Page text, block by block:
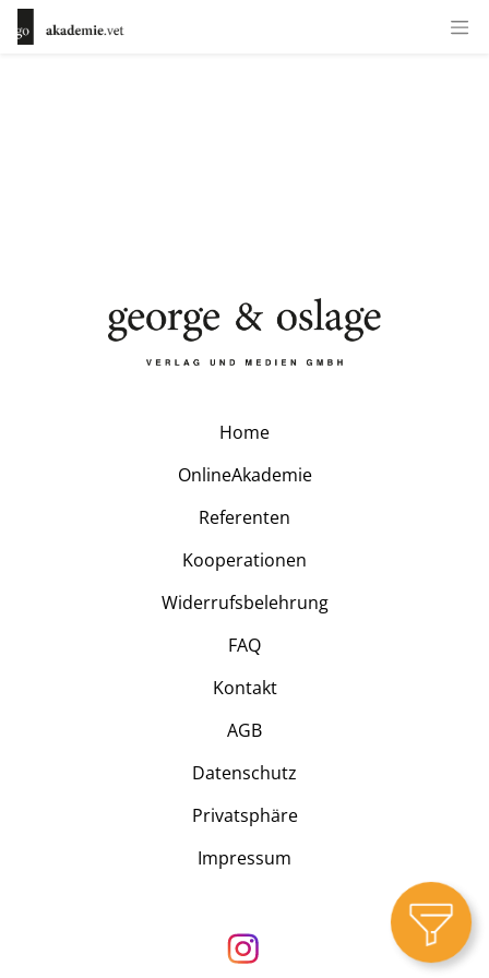
Home
OnlineAkademie
Referenten
Kooperationen
Widerrufsbelehrung
FAQ
Kontakt
AGB
Datenschutz
Privatsphäre
Impressum